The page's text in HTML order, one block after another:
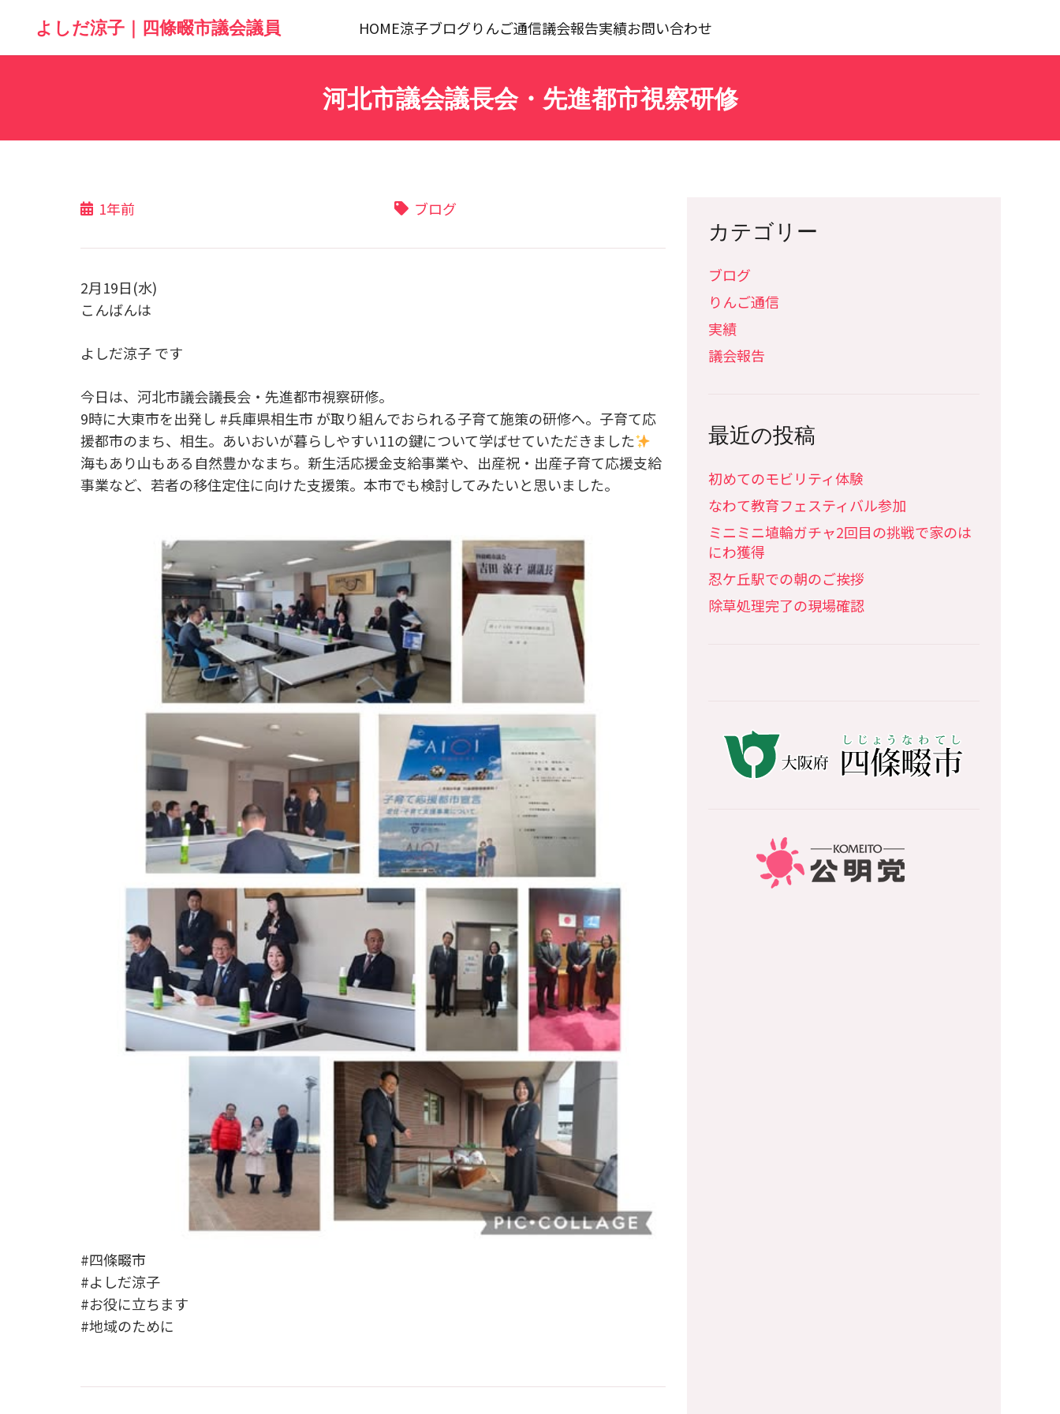
よしだ涼子｜四條畷市議会議員 HOME涼子ブログりんご通信議会報告実績お問い合わせ
河北市議会議長会・先進都市視察研修
1年前 ブログ
2月19日(水)
こんばんは
よしだ涼子 です
今日は、河北市議会議長会・先進都市視察研修。
9時に大東市を出発し #兵庫県相生市 が取り組んでおられる子育て施策の研修へ。子育て応
援都市のまち、相生。あいおいが暮らしやすい11の鍵について学ばせていただきました
海もあり山もある自然豊かなまち。新生活応援金支給事業や、出産祝・出産子育て応援支給
事業など、若者の移住定住に向けた支援策。本市でも検討してみたいと思いました。
#四條畷市
#よしだ涼子
#お役に立ちます
#地域のために
カテゴリー
ブログ
りんご通信
実績
議会報告
最近の投稿
初めてのモビリティ体験
なわて教育フェスティバル参加
ミニミニ埴輪ガチャ2回目の挑戦で家のは
にわ獲得
忍ケ丘駅での朝のご挨拶
除草処理完了の現場確認